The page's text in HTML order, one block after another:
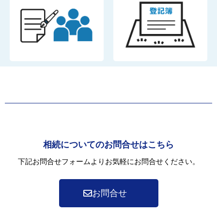
相続についてのお問合せはこちら
下記お問合せフォームよりお気軽にお問合せください。
お問合せ